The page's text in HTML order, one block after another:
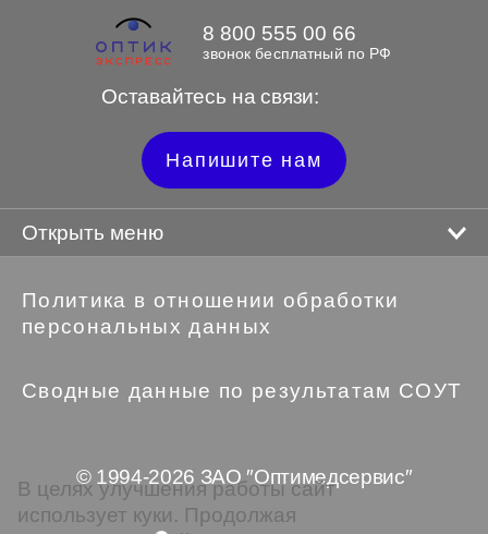
Оставайтесь на связи:
8 800 555 00 66
звонок бесплатный по РФ
Напишите нам
Открыть меню
Политика в отношении обработки
персональных данных
Сводные данные по результатам СОУТ
© 1994-2026 ЗАО ″Оптимедсервис″
В целях улучшения работы сайт
использует куки. Продолжая